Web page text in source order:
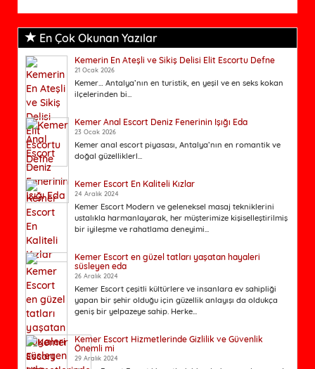
En Çok Okunan Yazılar
Kemerin En Ateşli ve Sikiş Delisi Elit Escortu Defne
21 Ocak 2026
Kemer… Antalya’nın en turistik, en yeşil ve en seks kokan
ilçelerinden bi...
Kemer Anal Escort Deniz Fenerinin Işığı Eda
23 Ocak 2026
Kemer anal escort piyasası, Antalya’nın en romantik ve
doğal güzelliklerl...
Kemer Escort En Kaliteli Kızlar
24 Aralık 2024
Kemer Escort Modern ve geleneksel masaj tekniklerini
ustalıkla harmanlayarak, her müşterimize kişiselleştirilmiş
bir iyileşme ve rahatlama deneyimi...
Kemer Escort en güzel tatları yaşatan hayaleri
süsleyen eda
26 Aralık 2024
Kemer Escort çeşitli kültürlere ve insanlara ev sahipliği
yapan bir şehir olduğu için güzellik anlayışı da oldukça
geniş bir yelpazeye sahip. Herke...
Kemer Escort Hizmetlerinde Gizlilik ve Güvenlik
Önemli mi
29 Aralık 2024